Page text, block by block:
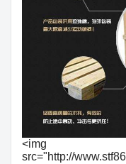
<img
src="http://